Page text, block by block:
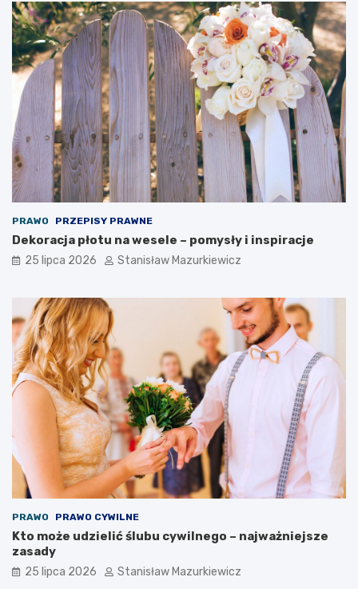
PRAWO PRZEPISY PRAWNE
Dekoracja płotu na wesele – pomysły i inspiracje
25 lipca 2026 Stanisław Mazurkiewicz
PRAWO PRAWO CYWILNE
Kto może udzielić ślubu cywilnego – najważniejsze
zasady
25 lipca 2026 Stanisław Mazurkiewicz